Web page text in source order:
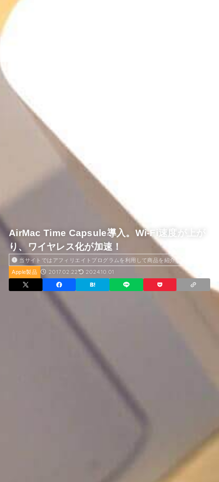
AirMac Time Capsule導入。Wi-Fi速度が上が
り、ワイヤレス化が加速！
当サイトではアフィリエイトプログラムを利用して商品を紹介しています
Apple製品 2017.02.22 2024.10.01